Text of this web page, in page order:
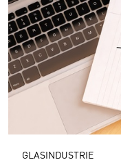
GLASINDUSTRIE